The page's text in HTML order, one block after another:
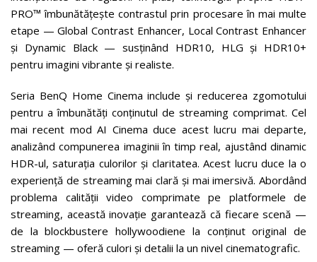
PRO™ îmbunătățește contrastul prin procesare în mai multe
etape — Global Contrast Enhancer, Local Contrast Enhancer
și Dynamic Black — susținând HDR10, HLG și HDR10+
pentru imagini vibrante și realiste.
Seria BenQ Home Cinema include și reducerea zgomotului
pentru a îmbunătăți conținutul de streaming comprimat. Cel
mai recent mod AI Cinema duce acest lucru mai departe,
analizând compunerea imaginii în timp real, ajustând dinamic
HDR-ul, saturația culorilor și claritatea. Acest lucru duce la o
experiență de streaming mai clară și mai imersivă. Abordând
problema calității video comprimate pe platformele de
streaming, această inovație garantează că fiecare scenă —
de la blockbustere hollywoodiene la conținut original de
streaming — oferă culori și detalii la un nivel cinematografic.